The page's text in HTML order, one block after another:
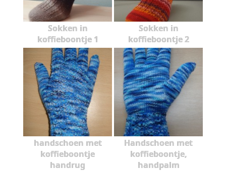
Sokken in
koffieboontje 1
Sokken in
koffieboontje 2
handschoen met
koffieboontje
handrug
Handschoen met
koffieboontje,
handpalm